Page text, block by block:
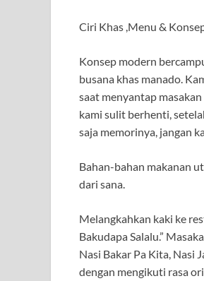
Ciri Khas ,Menu &
Konsep modern
busana khas manado.
saat menyantap
kami sulit berhenti,
saja memorinya, jangan
Bahan-bahan makanan
dari sana.
Melangkahkan kaki ke
Bakudapa Salalu.”
Nasi Bakar Pa Kita, Nasi
dengan mengikuti rasa